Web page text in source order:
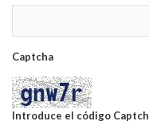
Captcha
Introduce el código